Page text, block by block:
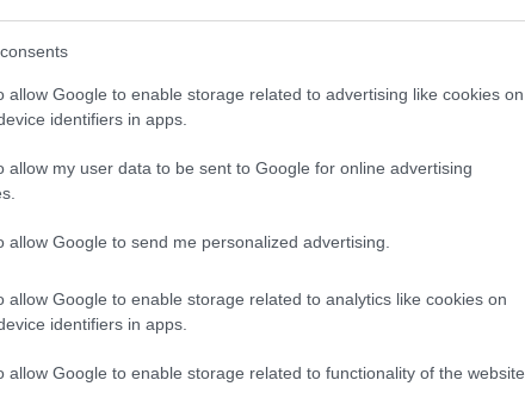
allow Google to enable storage related to advertising like cookies on
identifiers in apps.
allow my user data to be sent to Google for online advertising
allow Google to send me personalized advertising.
allow Google to enable storage related to analytics like cookies on
identifiers in apps.
allow Google to enable storage related to functionality of the website